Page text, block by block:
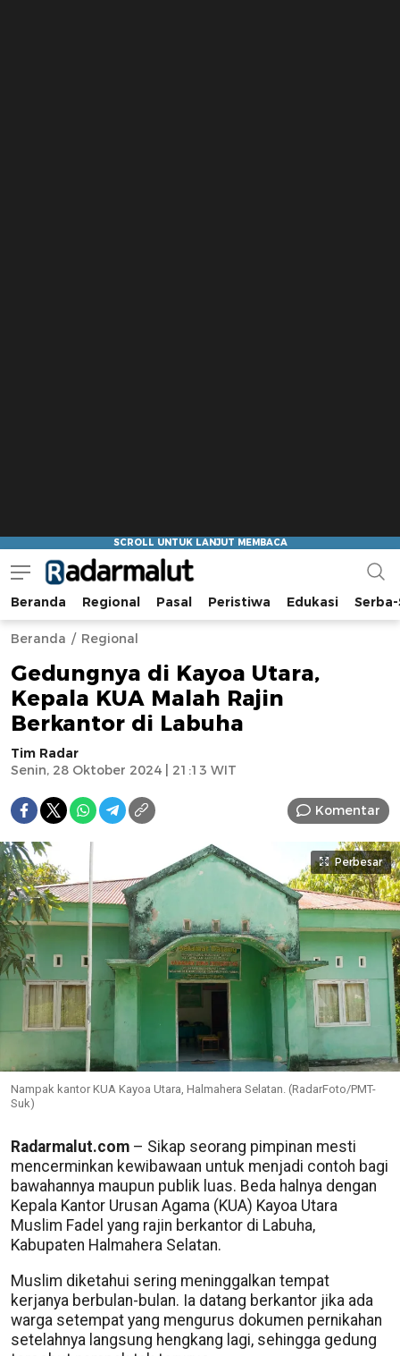
Radar Malut
Bacaan Nyindir
Beranda Regional Pasal Peristiwa Edukasi
Beranda Regional
Gedungnya di Kayoa Utara,
Kepala KUA Malah Rajin
Berkantor di Labuha
Tim Radar
Senin, 28 Oktober 2024 | 21:13 WIT
Komentar
Perbesar
Nampak kantor KUA Kayoa Utara, Halmahera Selatan. (RadarFoto/PMT-
Suk)
Radarmalut.com – Sikap seorang pimpinan mesti
mencerminkan kewibawaan untuk menjadi contoh bagi
bawahannya maupun publik luas. Beda halnya dengan
Kepala Kantor Urusan Agama (KUA) Kayoa Utara
Muslim Fadel yang rajin berkantor di Labuha,
Kabupaten Halmahera Selatan.
Muslim diketahui sering meninggalkan tempat
kerjanya berbulan-bulan. Ia datang berkantor jika ada
warga setempat yang mengurus dokumen pernikahan
setelahnya langsung hengkang lagi, sehingga gedung